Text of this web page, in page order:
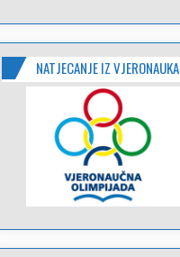
NATJECANJE IZ VJERONAUKA